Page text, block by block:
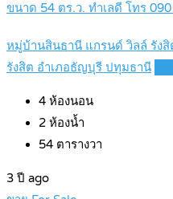
ขนาด 54 ตร.ว. ทำเลดี โทร
หมู่บ้านสินธานี แกรนด์ วิลล์ รัง
รังสิต อำเภอธัญบุรี ปทุมธานี
4 ห้องนอน
2 ห้องน้ำ
54 ตารางวา
3 ปี ago